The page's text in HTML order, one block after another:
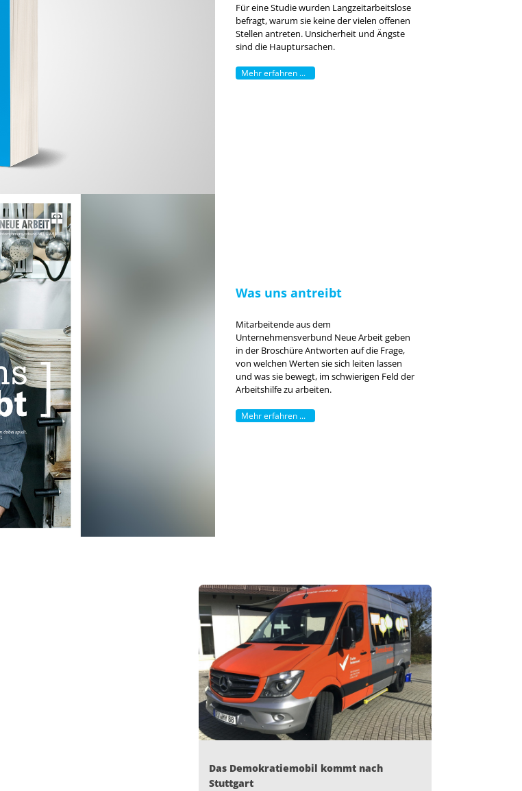
Für eine Studie wurden Langzeitarbeitslose
befragt, warum sie keine der vielen offenen
Stellen antreten. Unsicherheit und Ängste
sind die Hauptursachen.
Mehr erfahren ...
Was uns antreibt
Mitarbeitende aus dem
Unternehmensverbund Neue Arbeit geben
in der Broschüre Antworten auf die Frage,
von welchen Werten sie sich leiten lassen
und was sie bewegt, im schwierigen Feld der
Arbeitshilfe zu arbeiten.
Mehr erfahren ...
Das Demokratiemobil kommt nach
Stuttgart